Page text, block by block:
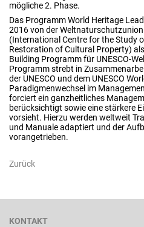
mögliche 2. Phase.
Das Programm World Heritage
2016 von der Weltnaturschutzunion
(International Centre for the Study
Restoration of Cultural Property)
Building Programm für UNESCO-
Programm strebt in
der UNESCO und dem UNESCO
Paradigmenwechsel im
forciert ein ganzheitliches
berücksichtigt sowie eine stärkere
vorsieht. Hierzu werden weltweit
und Manuale adaptiert und der
vorangetrieben.
Zurück
KONTAKT